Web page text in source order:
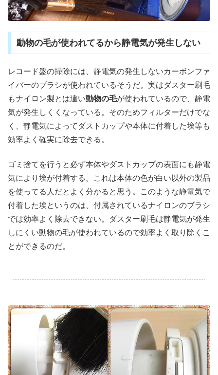
動物の毛が使われてるから静電気が発生しない
レコード盤の掃除には、静電気の発生しないカーボンファ
イバーのブラシが使われているそうだ。実はダスター刷毛
もナイロン製とは違い動物の毛が使われているので、静電
気が発生しくくなっている。そのためフィルターだけでな
く、静電気によってダストカップや本体に付着した埃等も
効率よく確実に除去できる。
ゴミ捨てを行うと必ず本体やダストカップの表面にも静電
気により埃が付着する。これは本体の色が白い以外の製品
を使ってる人だとよく分かると思う。このような静電気で
付着した埃というのは、付属されているナイロンのブラシ
では効率よく除去できない。ダスター刷毛は静電気が発生
しにくい動物の毛が使われているので効率よく取り除くこ
とができるのだ。